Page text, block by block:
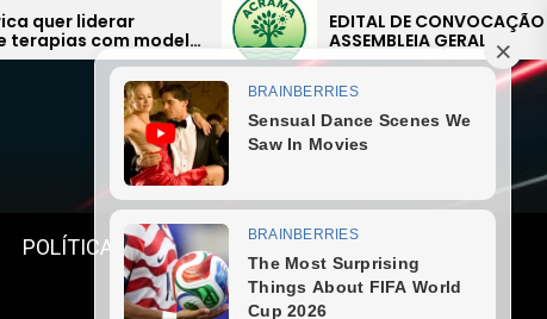
EDITAL DE CONVOCAÇÃO –
ASSEMBLEIA GERAL
EXTRAORDINÁRIA
POLÍTICA GASTRONOMIA ESPORTE